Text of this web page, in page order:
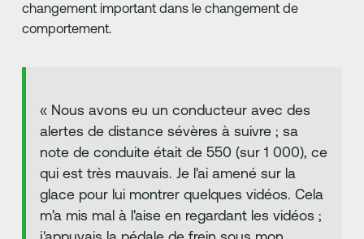
changement important dans le changement de
comportement.
« Nous avons eu un conducteur avec des
alertes de distance sévères à suivre ; sa
note de conduite était de 550 (sur 1 000), ce
qui est très mauvais. Je l'ai amené sur la
glace pour lui montrer quelques vidéos. Cela
m'a mis mal à l'aise en regardant les vidéos ;